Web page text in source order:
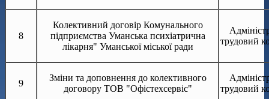
8
Колективний договір Комунального
підприємства Уманська психіатрична
лікарня" Уманської міської ради
трудовий
9
Зміни та доповнення до колективного
договору ТОВ "Офістехсервіс"
трудовий